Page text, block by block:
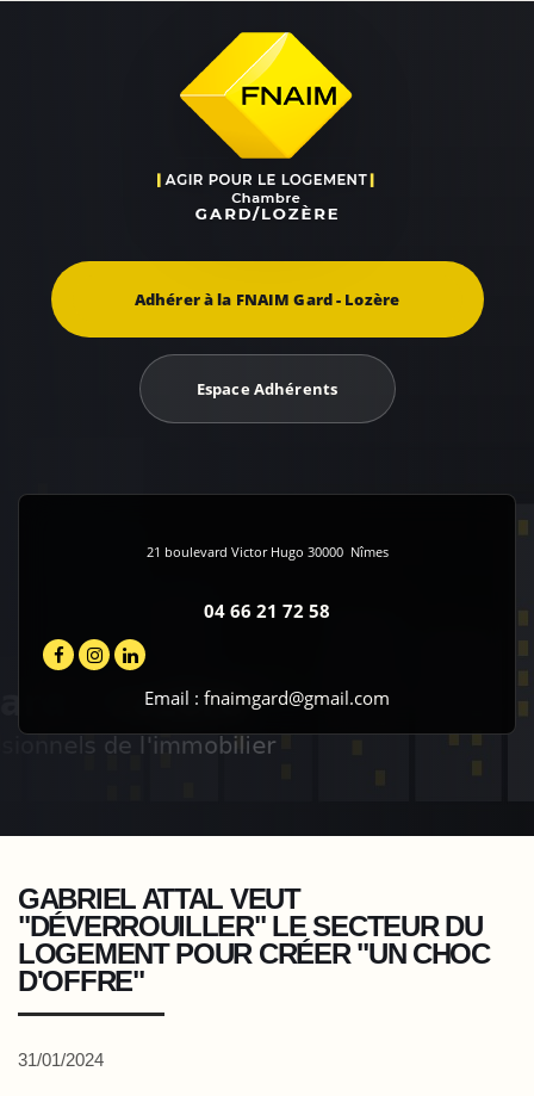
Adhérer à la FNAIM Gard - Lozère
Espace Adhérents
21 boulevard Victor Hugo 30000 Nîmes
04 66 21 72 58
Email : fnaimgard@gmail.com
GABRIEL ATTAL VEUT
"DÉVERROUILLER" LE SECTEUR DU
LOGEMENT POUR CRÉER "UN CHOC
D'OFFRE"
31/01/2024